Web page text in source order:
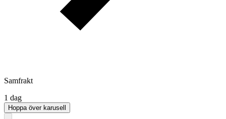
Samfrakt
1 dag
Hoppa över karusell